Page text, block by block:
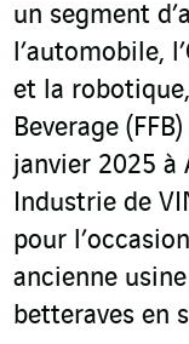
un segment
l’automobile,
et la
Beverage
janvier 2025 à
Industrie de
pour
ancienne
betteraves en